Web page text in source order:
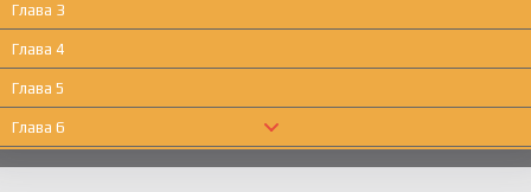
Глава 3
Глава 4
Глава 5
Глава 6
Глава 7